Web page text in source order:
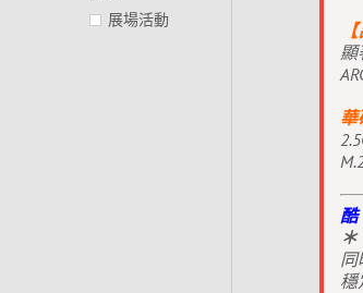
顯
華
酷
同
穩
展場活動